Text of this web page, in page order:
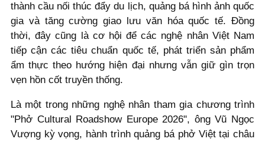
thành cầu nối thúc đẩy du lịch, quảng bá hình ảnh quốc
gia và tăng cường giao lưu văn hóa quốc tế. Đồng
thời, đây cũng là cơ hội để các nghệ nhân Việt Nam
tiếp cận các tiêu chuẩn quốc tế, phát triển sản phẩm
ẩm thực theo hướng hiện đại nhưng vẫn giữ gìn trọn
vẹn hồn cốt truyền thống.
Là một trong những nghệ nhân tham gia chương trình
"Phở Cultural Roadshow Europe 2026", ông Vũ Ngọc
Vượng kỳ vọng, hành trình quảng bá phở Việt tại châu